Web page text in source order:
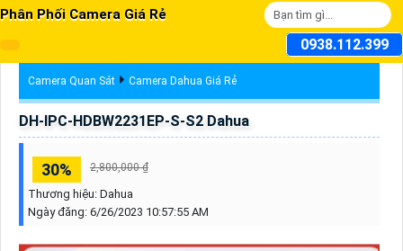
Phân Phối Camera Giá Rẻ
0938.112.399
Camera Quan Sát Camera Dahua Giá Rẻ
DH-IPC-HDBW2231EP-S-S2 Dahua
30% 2,800,000 ₫
Thương hiệu: Dahua
Ngày đăng: 6/26/2023 10:57:55 AM